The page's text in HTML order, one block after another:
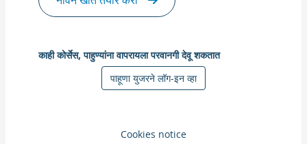
काही कोर्सेस, पाहुण्यांना वापरायला परवानगी देवू शकतात
पाहूणा युजरने लॉग-इन व्हा
Cookies notice